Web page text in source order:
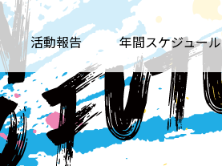
活動報告 年間スケジュール